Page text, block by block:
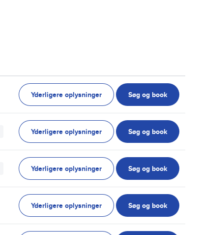
Yderligere oplysninger Søg og book
Yderligere oplysninger Søg og book
Yderligere oplysninger Søg og book
Yderligere oplysninger Søg og book